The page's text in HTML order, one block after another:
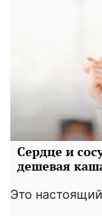
Сердце и
дешевая
Это